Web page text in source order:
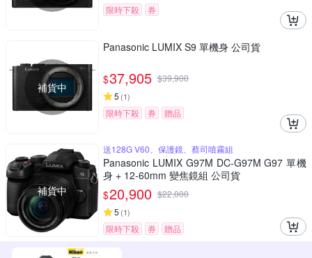
限時下殺 券
補貨中
Panasonic LUMIX S9 單機身 公司貨
$37,905 $39,900
5 (1)
限時下殺 券 贈品
補貨中
送128G V60、保護鏡、蔡司噴霧組
Panasonic LUMIX G97M DC-G97M G97 單機
身 + 12-60mm 變焦鏡組 公司貨
$20,900 $22,000
5 (1)
限時下殺 券 贈品